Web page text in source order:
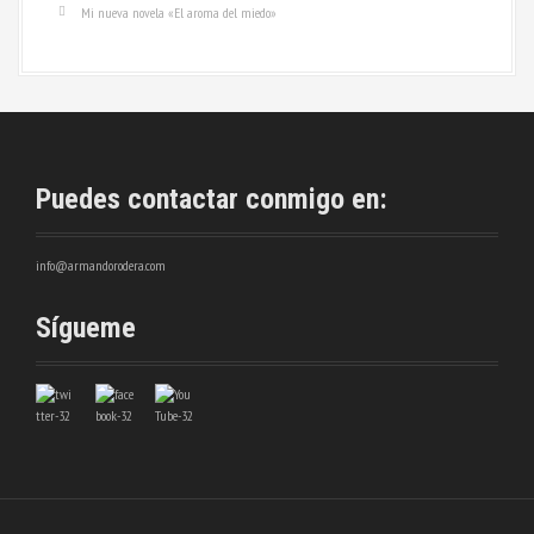
Mi nueva novela «El aroma del miedo»
Puedes contactar conmigo en:
info@armandorodera.com
Sígueme